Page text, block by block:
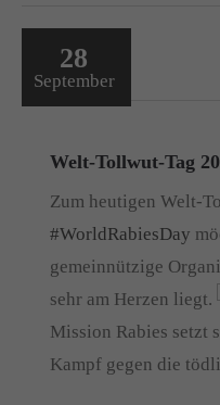
28
September
Welt-Tollwut-Tag
Zum heutigen Welt-
#WorldRabiesDay
gemeinnützige
sehr am Herzen liegt.
Mission Rabies setzt
Kampf gegen die